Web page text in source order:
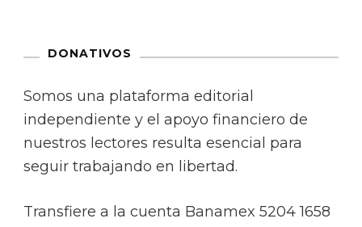
DONATIVOS
Somos una plataforma editorial
independiente y el apoyo financiero de
nuestros lectores resulta esencial para
seguir trabajando en libertad.
Transfiere a la cuenta Banamex 5204 1658